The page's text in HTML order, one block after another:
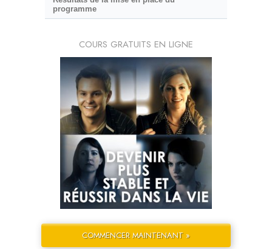
programme
COURS GRATUITS EN LIGNE
COMMENCER MAINTENANT »